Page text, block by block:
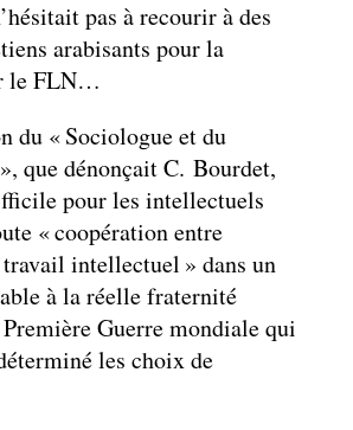
pas à recourir à des
arabisants pour la
le FLN…
du « Sociologue et du
que dénonçait C. Bourdet,
pour les intellectuels
« coopération entre
travail intellectuel » dans un
à la réelle fraternité
Guerre mondiale qui
les choix de